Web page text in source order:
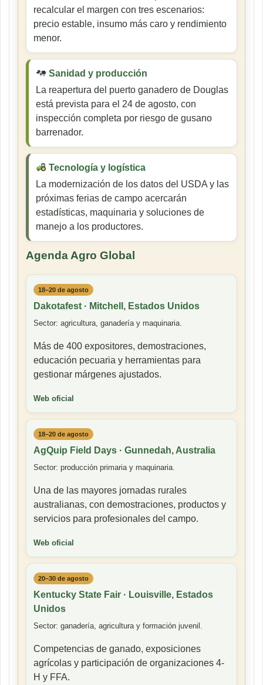
recalcular el margen con tres escenarios:
precio estable, insumo más caro y rendimiento
menor.
Sanidad y producción
La reapertura del puerto ganadero de Douglas
está prevista para el 24 de agosto, con
inspección completa por riesgo de gusano
barrenador.
Tecnología y logística
La modernización de los datos del USDA y las
próximas ferias de campo acercarán
estadísticas, maquinaria y soluciones de
manejo a los productores.
Agenda Agro Global
18–20 de agosto
Dakotafest · Mitchell, Estados Unidos
Sector: agricultura, ganadería y maquinaria.
Más de 400 expositores, demostraciones,
educación pecuaria y herramientas para
gestionar márgenes ajustados.
Web oficial
18–20 de agosto
AgQuip Field Days · Gunnedah, Australia
Sector: producción primaria y maquinaria.
Una de las mayores jornadas rurales
australianas, con demostraciones, productos y
servicios para profesionales del campo.
Web oficial
20–30 de agosto
Kentucky State Fair · Louisville, Estados
Unidos
Sector: ganadería, agricultura y formación juvenil.
Competencias de ganado, exposiciones
agrícolas y participación de organizaciones 4-
H y FFA.